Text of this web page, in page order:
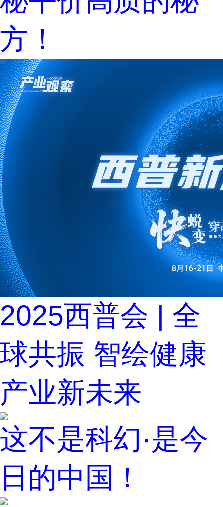
方！
2025西普会 | 全
球共振 智绘健康
产业新未来
这不是科幻·是今
日的中国！